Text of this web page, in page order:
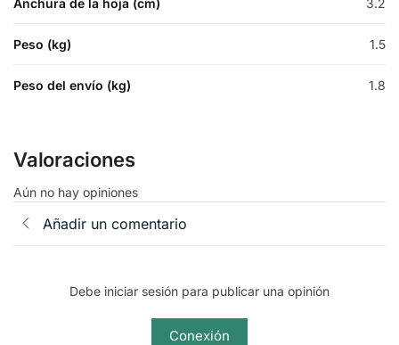
Peso (kg) 1.5
Peso del envío (kg) 1.8
Valoraciones
Aún no hay opiniones
Añadir un comentario
Debe iniciar sesión para publicar una opinión
Conexión